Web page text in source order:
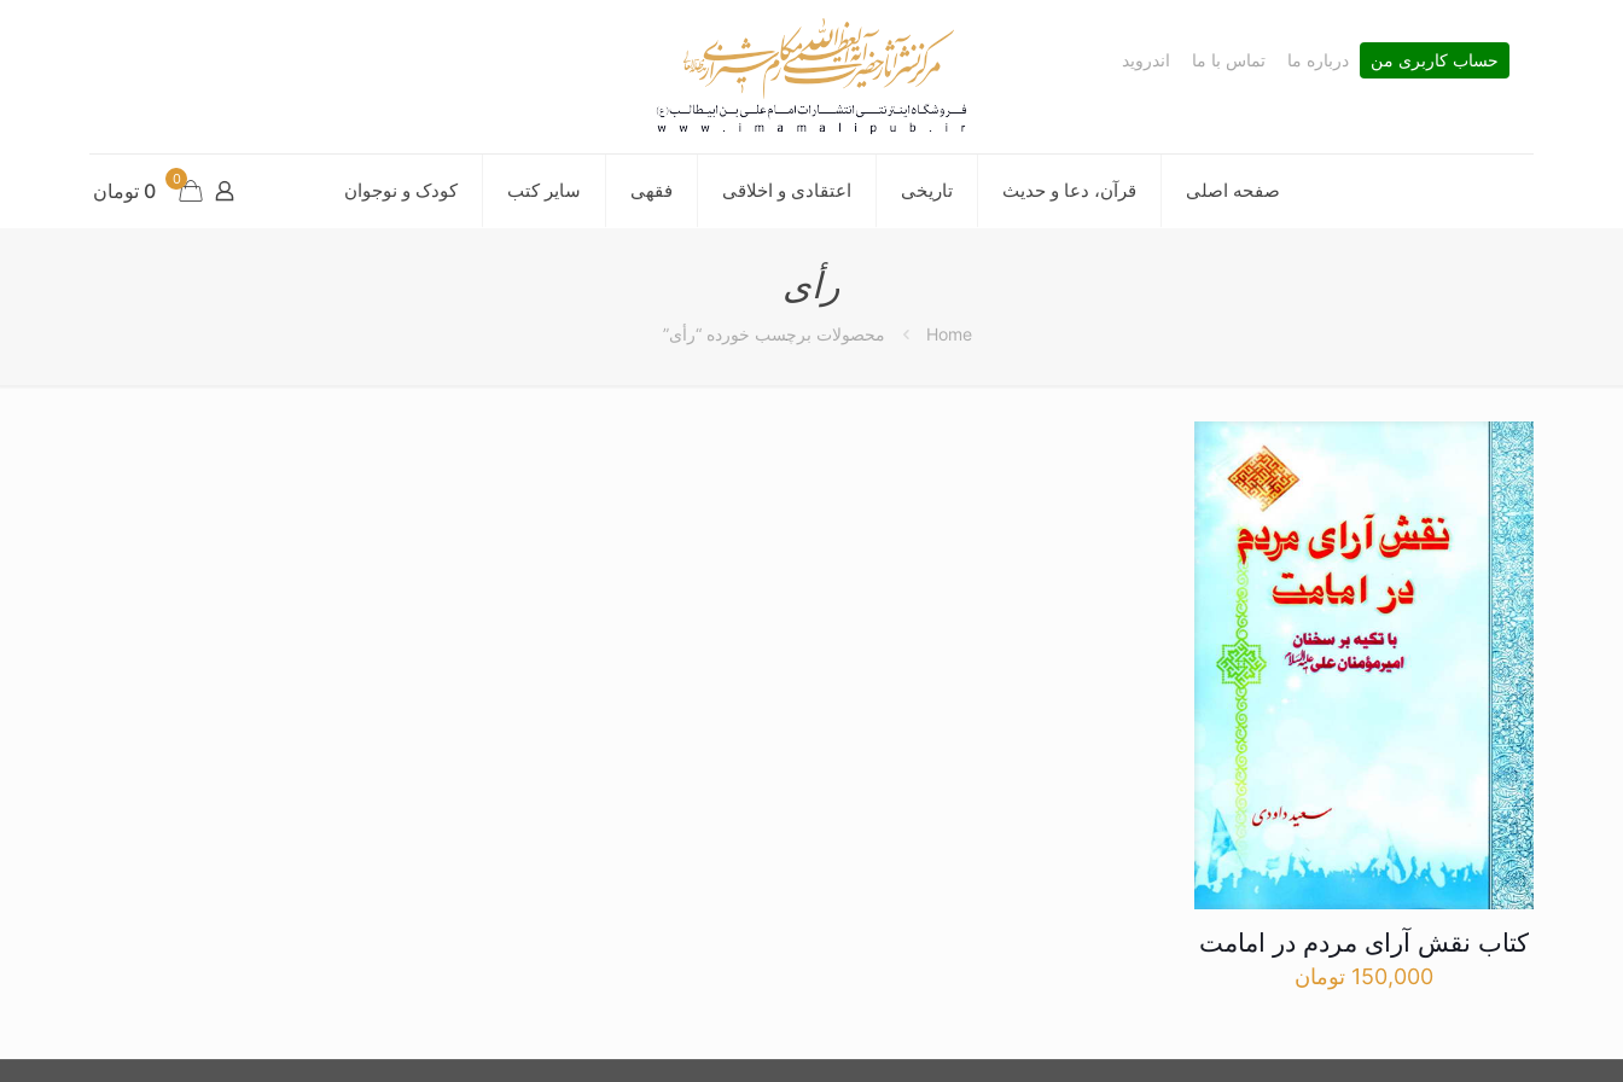
صفحه اصلی قرآن، دعا و حدیث تاریخی اعتقادی و اخلاقی فقهی سایر کتب کودک و نوجوان
حساب کاربری من درباره ما تماس با ما اندروید
0 0 تومان
رأی
Home محصولات برچسب خورده “رأی”
کتاب نقش آرای مردم در امامت
150,000 تومان